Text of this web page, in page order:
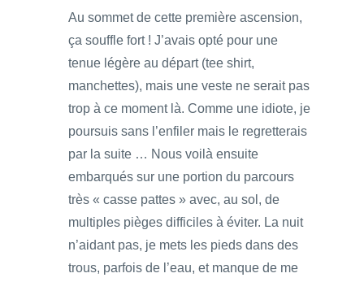
Au sommet de cette première ascension,
ça souffle fort ! J’avais opté pour une
tenue légère au départ (tee shirt,
manchettes), mais une veste ne serait pas
trop à ce moment là. Comme une idiote, je
poursuis sans l’enfiler mais le regretterais
par la suite … Nous voilà ensuite
embarqués sur une portion du parcours
très « casse pattes » avec, au sol, de
multiples pièges difficiles à éviter. La nuit
n’aidant pas, je mets les pieds dans des
trous, parfois de l’eau, et manque de me